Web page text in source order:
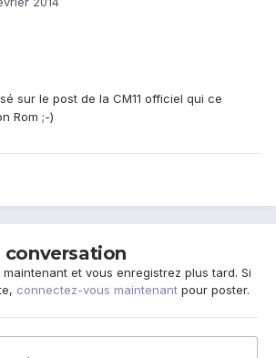
sur le post de la CM11 officiel qui ce
Rom ;-)
conversation
et vous enregistrez plus tard. Si
connectez-vous maintenant pour poster.